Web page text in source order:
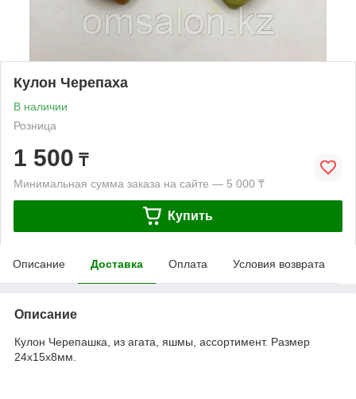
Кулон Черепаха
В наличии
Розница
1 500 ₸
Минимальная сумма заказа на сайте — 5 000 ₸
Купить
Описание Доставка Оплата Условия возврата
Описание
Кулон Черепашка, из агата, яшмы, ассортимент. Размер
24х15х8мм.